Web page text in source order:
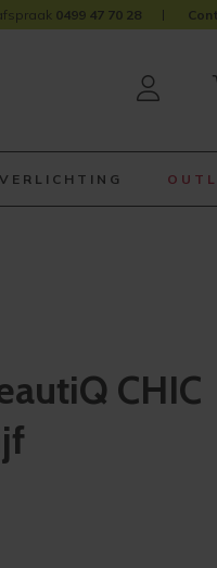
0499 47 70 28
VERLICHTING
CHIC